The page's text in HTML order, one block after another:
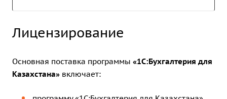
Лицензирование
Основная поставка программы «1C:Бухгалтерия для
Казахстана» включает: